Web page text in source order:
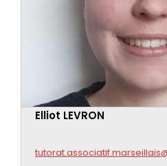
Elliot LEVRON